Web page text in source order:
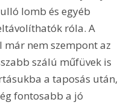
lomb és egyéb
róla. A
nem szempont az
szálú műfüvek is
a taposás után,
fontosabb a jó